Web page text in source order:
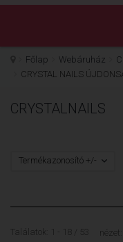
Főlap Webáruház
CRYSTAL NAILS
CRYSTALNAILS
Termékazonosító +/-
Találatok: 1 - 18 / 53 nézet: